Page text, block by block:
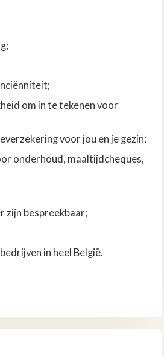
om in te tekenen voor
voor jou en je gezin;
onderhoud, maaltijdcheques,
zijn bespreekbaar;
in heel België.